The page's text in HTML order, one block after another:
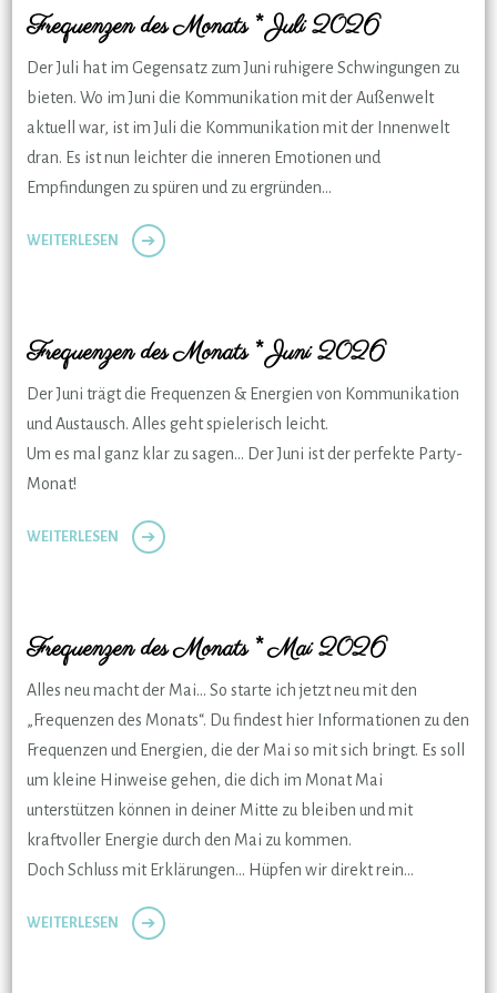
Frequenzen des Monats * Juli 2026
Der Juli hat im Gegensatz zum Juni ruhigere Schwingungen zu
bieten. Wo im Juni die Kommunikation mit der Außenwelt
aktuell war, ist im Juli die Kommunikation mit der Innenwelt
dran. Es ist nun leichter die inneren Emotionen und
Empfindungen zu spüren und zu ergründen…
WEITERLESEN
Frequenzen des Monats * Juni 2026
Der Juni trägt die Frequenzen & Energien von Kommunikation
und Austausch. Alles geht spielerisch leicht.
Um es mal ganz klar zu sagen… Der Juni ist der perfekte Party-
Monat!
WEITERLESEN
Frequenzen des Monats * Mai 2026
Alles neu macht der Mai… So starte ich jetzt neu mit den
„Frequenzen des Monats“. Du findest hier Informationen zu den
Frequenzen und Energien, die der Mai so mit sich bringt. Es soll
um kleine Hinweise gehen, die dich im Monat Mai
unterstützen können in deiner Mitte zu bleiben und mit
kraftvoller Energie durch den Mai zu kommen.
Doch Schluss mit Erklärungen… Hüpfen wir direkt rein…
WEITERLESEN